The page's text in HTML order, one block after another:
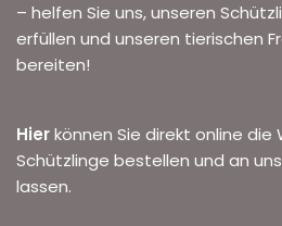
– helfen Sie uns, unseren
erfüllen und unseren tierischen
bereiten!
Hierkönnen Sie direkt online die
Schützlinge bestellen und an
lassen.